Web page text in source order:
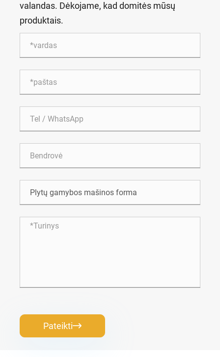
valandas. Dėkojame, kad domitės mūsų
produktais.
Pateikti